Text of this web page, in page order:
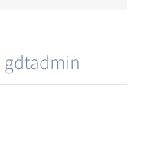
り
gdtadmin